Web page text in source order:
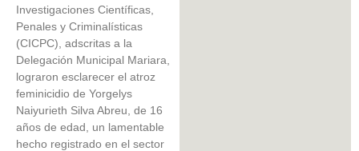
Investigaciones Científicas,
Penales y Criminalísticas
(CICPC), adscritas a la
Delegación Municipal Mariara,
lograron esclarecer el atroz
feminicidio de Yorgelys
Naiyurieth Silva Abreu, de 16
años de edad, un lamentable
hecho registrado en el sector